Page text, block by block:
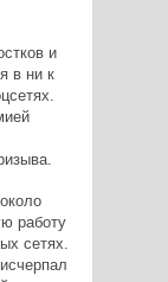
и
в ни к
работу
сетях.